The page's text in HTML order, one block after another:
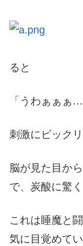
ると
「うわぁぁぁ…
刺激にビックリ
脳が見た目か
で、炭酸に驚く
これは睡魔と
気に目覚めて